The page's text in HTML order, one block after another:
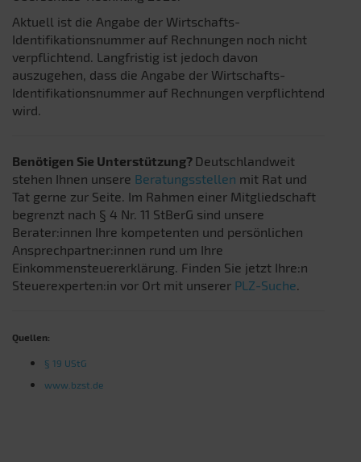
Aktuell ist die Angabe der Wirtschafts-
Identifikationsnummer auf Rechnungen noch nicht
verpflichtend. Langfristig ist jedoch davon
auszugehen, dass die Angabe der Wirtschafts-
Identifikationsnummer auf Rechnungen verpflichtend
wird.
Benötigen Sie Unterstützung? Deutschlandweit
stehen Ihnen unsere Beratungsstellen mit Rat und
Tat gerne zur Seite. Im Rahmen einer Mitgliedschaft
begrenzt nach § 4 Nr. 11 StBerG sind unsere
Berater:innen Ihre kompetenten und persönlichen
Ansprechpartner:innen rund um Ihre
Einkommensteuererklärung. Finden Sie jetzt Ihre:n
Steuerexperten:in vor Ort mit unserer PLZ-Suche
Quellen:
§ 19 UStG
www.bzst.de